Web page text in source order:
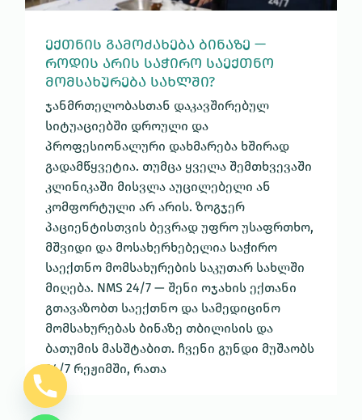
ᲔᲥᲗᲜᲘᲡ ᲒᲐᲛᲝᲫᲐᲮᲔᲑᲐ ᲑᲘᲜᲐᲖᲔ —
ᲠᲝᲓᲘᲡ ᲐᲠᲘᲡ ᲡᲐᲭᲘᲠᲝ ᲡᲐᲔᲥᲗᲜᲝ
ᲛᲝᲛᲡᲐᲮᲣᲠᲔᲑᲐ ᲡᲐᲮᲚᲨᲘ?
ჯანმრთელობასთან დაკავშირებულ
სიტუაციებში დროული და
პროფესიონალური დახმარება ხშირად
გადამწყვეტია. თუმცა ყველა შემთხვევაში
კლინიკაში მისვლა აუცილებელი ან
კომფორტული არ არის. ზოგჯერ
პაციენტისთვის ბევრად უფრო უსაფრთხო,
მშვიდი და მოსახერხებელია საჭირო
საექთნო მომსახურების საკუთარ სახლში
მიღება. NMS 24/7 — შენი ოჯახის ექთანი
გთავაზობთ საექთნო და სამედიცინო
მომსახურებას ბინაზე თბილისის და
ბათუმის მასშტაბით. ჩვენი გუნდი მუშაობს
24/7 რეჟიმში, რათა